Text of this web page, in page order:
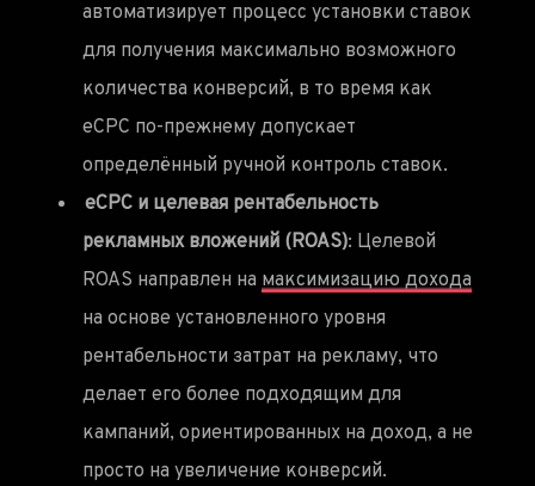
автоматизирует процесс установки ставок
для получения максимально возможного
количества конверсий, в то время как
eCPC по-прежнему допускает
определённый ручной контроль ставок.
eCPC и целевая рентабельность
рекламных вложений (ROAS): Целевой
ROAS направлен на максимизацию дохода
на основе установленного уровня
рентабельности затрат на рекламу, что
делает его более подходящим для
кампаний, ориентированных на доход, а не
просто на увеличение конверсий.